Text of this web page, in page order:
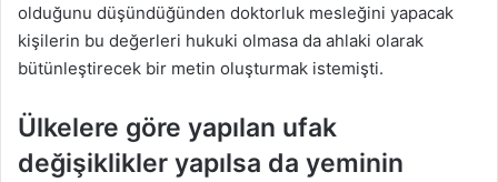
olduğunu düşündüğünden doktorluk mesleğini yapacak
kişilerin bu değerleri hukuki olmasa da ahlaki olarak
bütünleştirecek bir metin oluşturmak istemişti.
Ülkelere göre yapılan ufak
değişiklikler yapılsa da yeminin